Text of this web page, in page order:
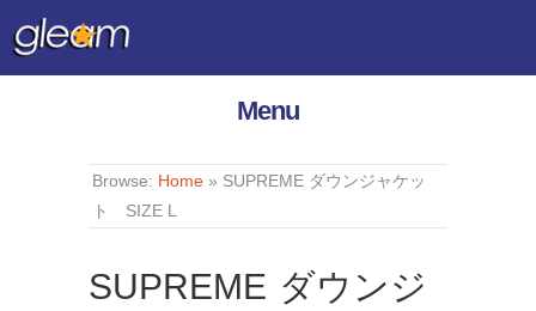
Menu
Browse: Home » SUPREME ダウンジャケッ
ト SIZE L
SUPREME ダウンジ